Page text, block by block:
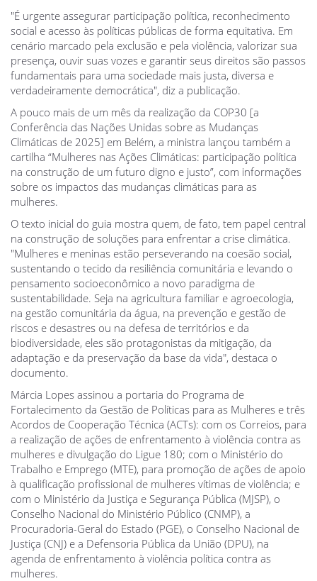
"É urgente assegurar participação política, reconhecimento
social e acesso às políticas públicas de forma equitativa. Em
cenário marcado pela exclusão e pela violência, valorizar sua
presença, ouvir suas vozes e garantir seus direitos são passos
fundamentais para uma sociedade mais justa, diversa e
verdadeiramente democrática", diz a publicação.
A pouco mais de um mês da realização da COP30 [a
Conferência das Nações Unidas sobre as Mudanças
Climáticas de 2025] em Belém, a ministra lançou também a
cartilha “Mulheres nas Ações Climáticas: participação política
na construção de um futuro digno e justo”, com informações
sobre os impactos das mudanças climáticas para as
mulheres.
O texto inicial do guia mostra quem, de fato, tem papel central
na construção de soluções para enfrentar a crise climática.
"Mulheres e meninas estão perseverando na coesão social,
sustentando o tecido da resiliência comunitária e levando o
pensamento socioeconômico a novo paradigma de
sustentabilidade. Seja na agricultura familiar e agroecologia,
na gestão comunitária da água, na prevenção e gestão de
riscos e desastres ou na defesa de territórios e da
biodiversidade, eles são protagonistas da mitigação, da
adaptação e da preservação da base da vida", destaca o
documento.
Márcia Lopes assinou a portaria do Programa de
Fortalecimento da Gestão de Políticas para as Mulheres e três
Acordos de Cooperação Técnica (ACTs): com os Correios, para
a realização de ações de enfrentamento à violência contra as
mulheres e divulgação do Ligue 180; com o Ministério do
Trabalho e Emprego (MTE), para promoção de ações de apoio
à qualificação profissional de mulheres vítimas de violência; e
com o Ministério da Justiça e Segurança Pública (MJSP), o
Conselho Nacional do Ministério Público (CNMP), a
Procuradoria-Geral do Estado (PGE), o Conselho Nacional de
Justiça (CNJ) e a Defensoria Pública da União (DPU), na
agenda de enfrentamento à violência política contra as
mulheres.